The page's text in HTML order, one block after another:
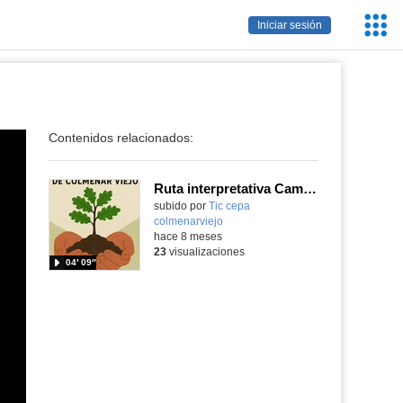
Iniciar sesión
Contenidos relacionados:
Ruta interpretativa Camino de Santiago
subido por Tic cepa
colmenarviejo
04′ 09″
-
hace 8 meses
23visualizaciones